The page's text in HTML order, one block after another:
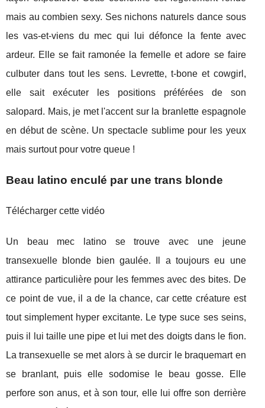
mais au combien sexy. Ses nichons naturels dance sous
les vas-et-viens du mec qui lui défonce la fente avec
ardeur. Elle se fait ramonée la femelle et adore se faire
culbuter dans tout les sens. Levrette, t-bone et cowgirl,
elle sait exécuter les positions préférées de son
salopard. Mais, je met l'accent sur la branlette espagnole
en début de scène. Un spectacle sublime pour les yeux
mais surtout pour votre queue !
Beau latino enculé par une trans blonde
Télécharger cette vidéo
Un beau mec latino se trouve avec une jeune
transexuelle blonde bien gaulée. Il a toujours eu une
attirance particulière pour les femmes avec des bites. De
ce point de vue, il a de la chance, car cette créature est
tout simplement hyper excitante. Le type suce ses seins,
puis il lui taille une pipe et lui met des doigts dans le fion.
La transexuelle se met alors à se durcir le braquemart en
se branlant, puis elle sodomise le beau gosse. Elle
perfore son anus, et à son tour, elle lui offre son derrière